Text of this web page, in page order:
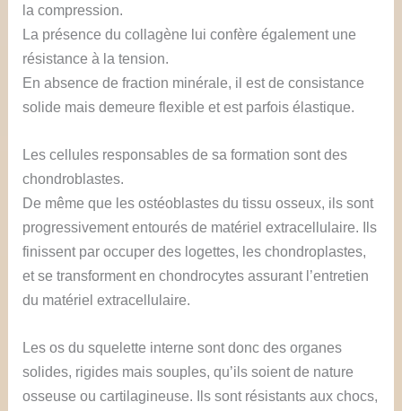
la compression.
La présence du collagène lui confère également une
résistance à la tension.
En absence de fraction minérale, il est de consistance
solide mais demeure flexible et est parfois élastique.
Les cellules responsables de sa formation sont des
chondroblastes.
De même que les ostéoblastes du tissu osseux, ils sont
progressivement entourés de matériel extracellulaire. Ils
finissent par occuper des logettes, les chondroplastes,
et se transforment en chondrocytes assurant l’entretien
du matériel extracellulaire.
Les os du squelette interne sont donc des organes
solides, rigides mais souples, qu’ils soient de nature
osseuse ou cartilagineuse. Ils sont résistants aux chocs,